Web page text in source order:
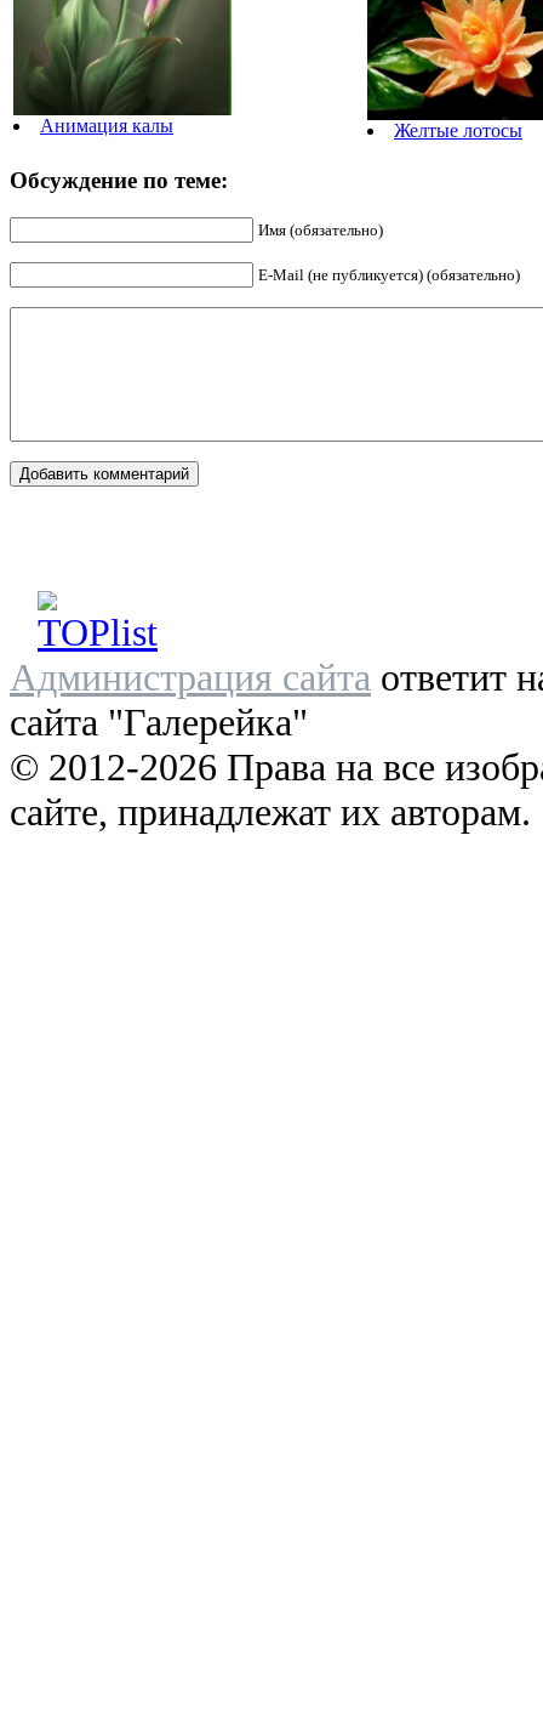
Анимация калы Желтые лотосы
Обсуждение по теме:
Имя (обязательно)
E-Mail (не публикуется) (обязательно)
Администрация сайта ответит
сайта "Галерейка"
© 2012-2026 Права на все
сайте, принадлежат их авторам.